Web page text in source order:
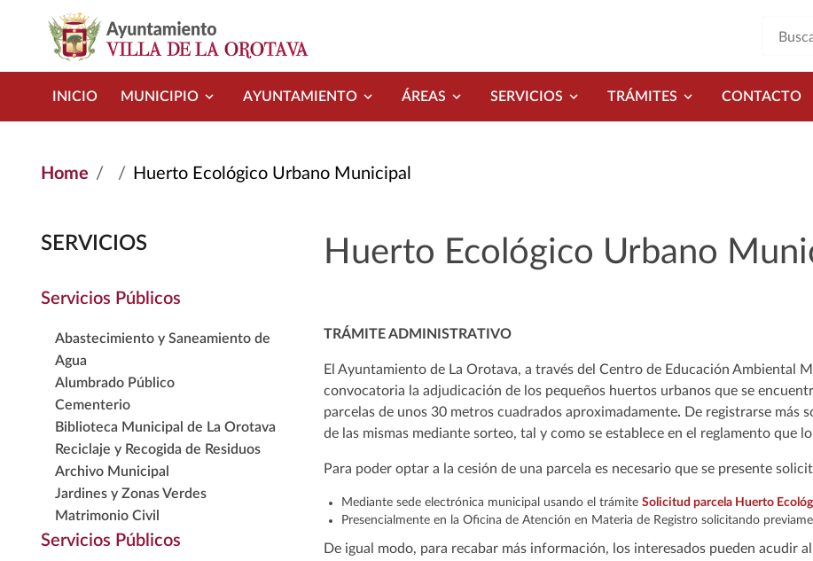
INICIO MUNICIPIO AYUNTAMIENTO ÁREAS SERVICIOS TRÁMITES CONTACTO
Home Huerto Ecológico Urbano Municipal
SERVICIOS
Servicios Públicos
Abastecimiento y Saneamiento de
Agua
Alumbrado Público
Cementerio
Biblioteca Municipal de La Orotava
Reciclaje y Recogida de Residuos
Archivo Municipal
Jardines y Zonas Verdes
Matrimonio Civil
Servicios Públicos
Huerto Ecológico Urbano
TRÁMITE ADMINISTRATIVO
El Ayuntamiento de La Orotava, a través del Centro de Educación Ambiental
convocatoria la adjudicación de los pequeños huertos urbanos que se
parcelas de unos 30 metros cuadrados aproximadamente. De registrarse más
de las mismas mediante sorteo, tal y como se establece en el reglamento que
Para poder optar a la cesión de una parcela es necesario que se presente
Mediante sede electrónica municipal usando el trámite Solicitud parcela Huerto
Presencialmente en la Oficina de Atención en Materia de Registro solicitando
De igual modo, para recabar más información, los interesados pueden acudir